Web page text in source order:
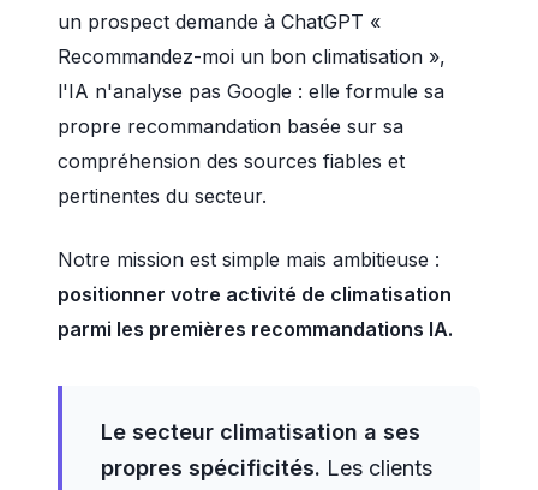
un prospect demande à ChatGPT «
Recommandez-moi un bon climatisation »,
l'IA n'analyse pas Google : elle formule sa
propre recommandation basée sur sa
compréhension des sources fiables et
pertinentes du secteur.
Notre mission est simple mais ambitieuse :
positionner votre activité de climatisation
parmi les premières recommandations IA.
Le secteur climatisation a ses
propres spécificités. Les clients